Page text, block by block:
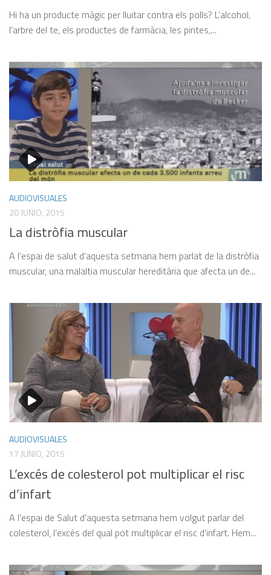
Hi ha un producte màgic per lluitar contra els polls? L’alcohol,
l’arbre del te, els productes de farmàcia, les pintes,...
AUDIOVISUALES
20 JUNIO, 2015
La distròfia muscular
A l’espai de salut d’aquesta setmana hem parlat de la distròfia
muscular, una malaltia muscular hereditària que afecta un de...
AUDIOVISUALES
17 JUNIO, 2015
L’excés de colesterol pot multiplicar el risc
d’infart
A l’espai de Salut d’aquesta setmana hem volgut parlar del
colesterol, l’excés del qual pot multiplicar el risc d’infart. Hem...